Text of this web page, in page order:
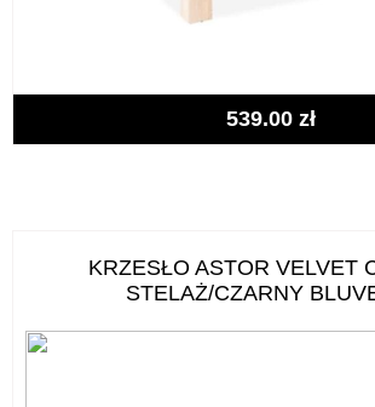
539.00 zł
KRZESŁO ASTOR VELVET
STELAŻ/CZARNY